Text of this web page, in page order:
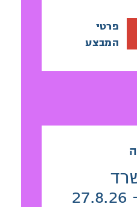
פרטי
המבצע